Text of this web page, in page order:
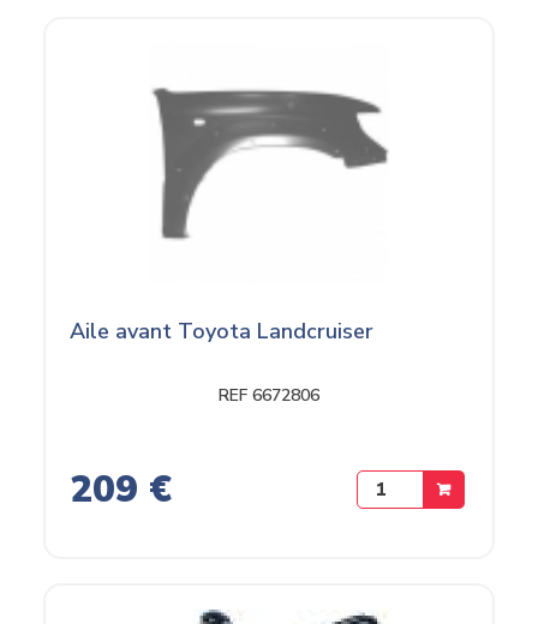
Aile avant Toyota Landcruiser
REF 6672806
209 €